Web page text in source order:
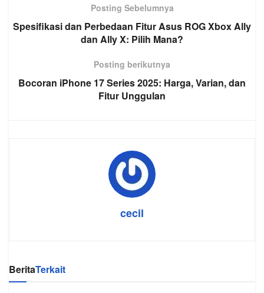
Posting Sebelumnya
Spesifikasi dan Perbedaan Fitur Asus ROG Xbox Ally
dan Ally X: Pilih Mana?
Posting berikutnya
Bocoran iPhone 17 Series 2025: Harga, Varian, dan
Fitur Unggulan
cecil
BeritaTerkait